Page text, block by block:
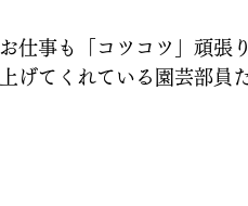
お仕事も「コツコツ」頑張
上げてくれている園芸部員